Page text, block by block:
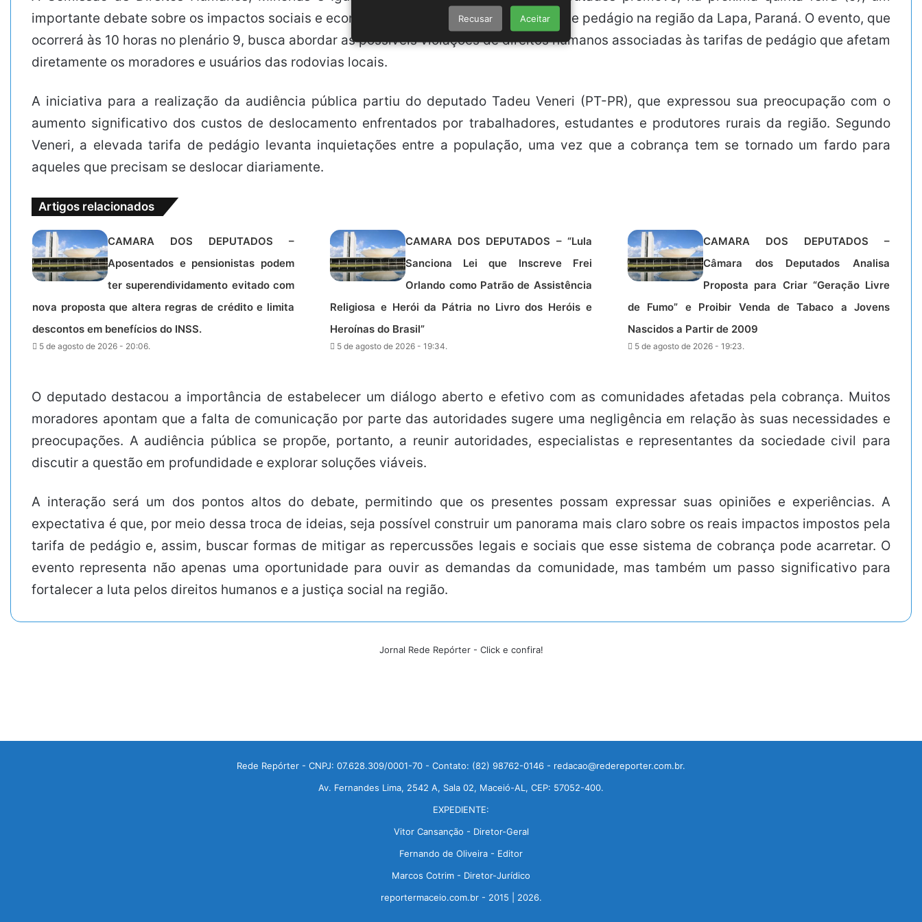
importante debate sobre os impactos sociais e econômicos decorrentes da cobrança de pedágio na região da Lapa, Paraná. O evento, que
ocorrerá às 10 horas no plenário 9, busca abordar as possíveis violações de direitos humanos associadas às tarifas de pedágio que afetam
diretamente os moradores e usuários das rodovias locais.
A iniciativa para a realização da audiência pública partiu do deputado Tadeu Veneri (PT-PR), que expressou sua preocupação com o
aumento significativo dos custos de deslocamento enfrentados por trabalhadores, estudantes e produtores rurais da região. Segundo
Veneri, a elevada tarifa de pedágio levanta inquietações entre a população, uma vez que a cobrança tem se tornado um fardo para
aqueles que precisam se deslocar diariamente.
Artigos relacionados
CAMARA DOS DEPUTADOS –
Aposentados e pensionistas podem
ter superendividamento evitado com
nova proposta que altera regras de crédito e limita
descontos em benefícios do INSS.
5 de agosto de 2026 - 20:06.
CAMARA DOS DEPUTADOS – “Lula
Sanciona Lei que Inscreve Frei
Orlando como Patrão de Assistência
Religiosa e Herói da Pátria no Livro dos Heróis e
Heroínas do Brasil”
5 de agosto de 2026 - 19:34.
CAMARA DOS DEPUTADOS –
Câmara dos Deputados Analisa
Proposta para Criar “Geração Livre
de Fumo” e Proibir Venda de Tabaco a Jovens
Nascidos a Partir de 2009
5 de agosto de 2026 - 19:23.
O deputado destacou a importância de estabelecer um diálogo aberto e efetivo com as comunidades afetadas pela cobrança. Muitos
moradores apontam que a falta de comunicação por parte das autoridades sugere uma negligência em relação às suas necessidades e
preocupações. A audiência pública se propõe, portanto, a reunir autoridades, especialistas e representantes da sociedade civil para
discutir a questão em profundidade e explorar soluções viáveis.
A interação será um dos pontos altos do debate, permitindo que os presentes possam expressar suas opiniões e experiências. A
expectativa é que, por meio dessa troca de ideias, seja possível construir um panorama mais claro sobre os reais impactos impostos pela
tarifa de pedágio e, assim, buscar formas de mitigar as repercussões legais e sociais que esse sistema de cobrança pode acarretar. O
evento representa não apenas uma oportunidade para ouvir as demandas da comunidade, mas também um passo significativo para
fortalecer a luta pelos direitos humanos e a justiça social na região.
Jornal Rede Repórter - Click e confira!
Rede Repórter - CNPJ: 07.628.309/0001-70 - Contato: (82) 98762-0146 - redacao@redereporter.com.br.
Av. Fernandes Lima, 2542 A, Sala 02, Maceió-AL, CEP: 57052-400.
EXPEDIENTE:
Vitor Cansanção - Diretor-Geral
Fernando de Oliveira - Editor
Marcos Cotrim - Diretor-Jurídico
reportermaceio.com.br - 2015 | 2026.
Recusar Aceitar